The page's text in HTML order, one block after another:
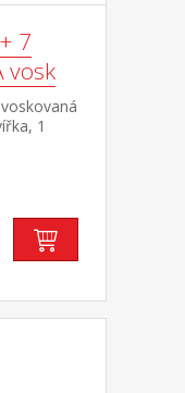
7
vosk
1
ozdobné